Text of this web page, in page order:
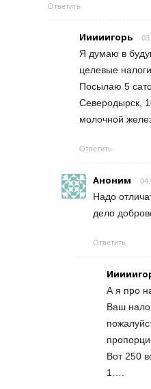
Ответить
Ииииигорь
Я думаю в
целевые налоги.
Посылаю 5
Северодырск,
молочной
Ответить
Аноним
Надо
дело
Ответить
А я про
Ваш
Вот 250
1….